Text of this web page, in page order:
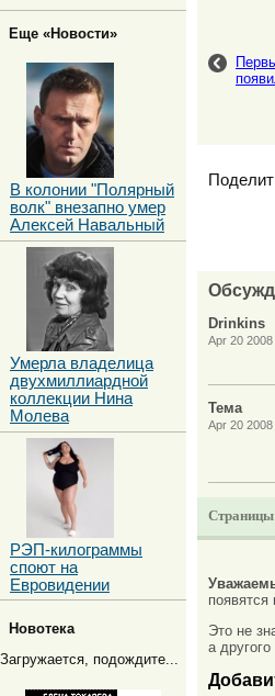
Drinkins
Apr 20 2008
Тема
Apr 20
появятся
Это не
а
Еще «Новости»
В колонии "Полярный
волк" внезапно умер
Алексей Навальный
Умерла владелица
двухмиллиардной
коллекции Нина
Молева
РЭП-килограммы
споют на
Евровидении
Новотека
Загружается, подождите...